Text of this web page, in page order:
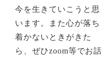
今を生きていこうと思
います。また心が落ち
着かないときがきた
ら、ぜひzoom等でお話